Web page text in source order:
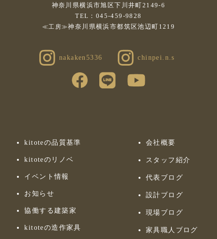
神奈川県横浜市旭区下川井町2149-6
TEL：045-459-9828
≪工房≫神奈川県横浜市都筑区池辺町1219
nakaken5336 chinpei.n.s
kitoteの品質基準
kitoteのリノベ
イベント情報
お知らせ
協働する建築家
kitoteの造作家具
会社概要
スタッフ紹介
代表ブログ
設計ブログ
現場ブログ
家具職人ブログ